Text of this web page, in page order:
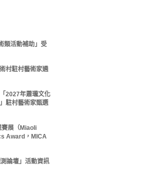
類活動補助」受
村駐村藝術家遴
2027年蕭瓏文化
駐村藝術家甄選
賽展（Miaoli
Award，MICA
論壇」活動資訊